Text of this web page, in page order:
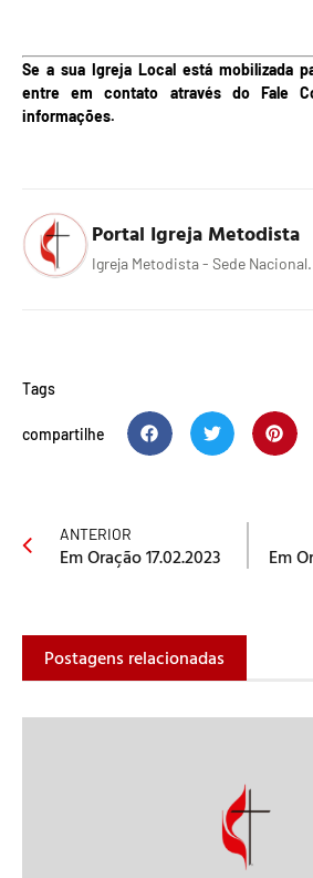
Se a sua Igreja Local está mobilizada
entre em contato através doFale
informações.
Portal Igreja Metodista
Igreja Metodista - Sede Nacional.
Tags
compartilhe
ANTERIOR
Em Oração 17.02.2023 Em
Postagens relacionadas